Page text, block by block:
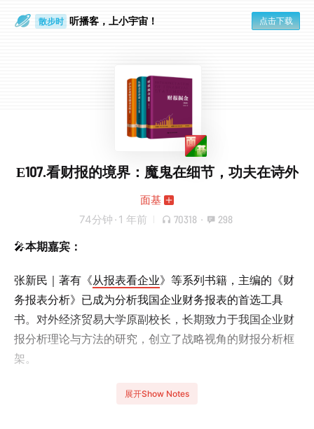
散步时 听播客，上小宇宙！ 点击下载
E107.看财报的境界：魔鬼在细节，功夫在诗外
面基
74分钟 · 1 年前 70318 · 298
🎤本期嘉宾：
张新民｜著有《从报表看企业》等系列书籍，主编的《财
务报表分析》已成为分析我国企业财务报表的首选工具
书。对外经济贸易大学原副校长，长期致力于我国企业财
报分析理论与方法的研究，创立了战略视角的财报分析框
架。
展开Show Notes